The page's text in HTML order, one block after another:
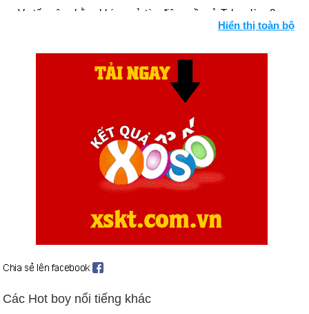
Vụ tấn công bằng khí gas ở tàu điện ngầm ở Tokyo làm 8
người chết và hàng nghìn người bị thương. Đáng trách là giáo
cảnh: Khủng bố quốc tế
Số người chết là 2.000 trong vụ thảm sát ở Rwanda (ngày 22
Giao tranh leo thang ở Bosnia và Croatia (ngày 1 tháng 5).
Các bên tham chiến đồng ý về việc ngừng bắn (ngày 5 tháng
10); ký hiệp ước hòa bình (ngày 14 tháng 12).
Pháp cho nổ thiết bị hạt nhân ở Thái Bình Dương; các cuộc
biểu tình rộng rãi xảy ra sau đó (ngày 5 tháng 9). Bối cảnh: vũ
Người Israel và người Palestine đồng ý về việc chuyển Bờ
Tây cho người Ả Rập (ngày 24 tháng 9). Thủ tướng Israel
Yitzhak Rabin bị kẻ cực đoan Do Thái giết chết tại cuộc mít
Ngày sinh Lê Minh Phong (1-1) trong lịch sử
Hiển thị toàn bộ
Các Hot boy nổi tiếng khác